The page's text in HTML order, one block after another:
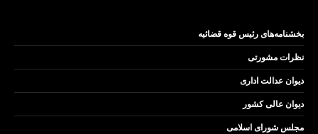
بخشنامه‌های رئیس قوه قضائیه
نظرات مشورتی
دیوان عدالت اداری
دیوان عالی کشور
مجلس شورای اسلامی